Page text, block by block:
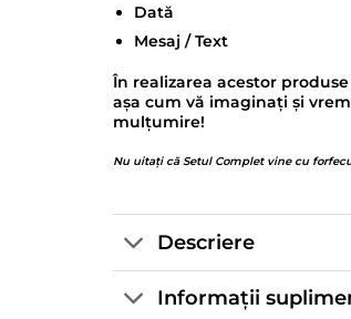
Dată
Mesaj / Text
În realizarea acestor
așa cum vă imaginați și
mulțumire!
Nu uitați că Setul Complet vine cu
Descriere
Informații